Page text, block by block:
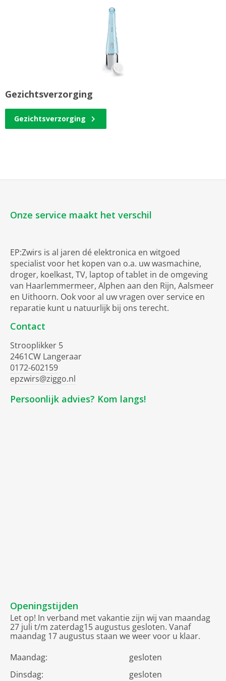
Gezichtsverzorging
Gezichtsverzorging
Onze service maakt het verschil
EP:Zwirs is al jaren dé elektronica en witgoed
specialist voor het kopen van o.a. uw wasmachine,
droger, koelkast, TV, laptop of tablet in de omgeving
van Haarlemmermeer, Alphen aan den Rijn, Aalsmeer
en Uithoorn. Ook voor al uw vragen over service en
reparatie kunt u natuurlijk bij ons terecht.
Contact
Strooplikker 5
2461CW Langeraar
0172-602159
epzwirs@ziggo.nl
Persoonlijk advies? Kom langs!
Openingstijden
Let op! In verband met vakantie zijn wij van maandag
27 juli t/m zaterdag15 augustus gesloten. Vanaf
maandag 17 augustus staan we weer voor u klaar.
Maandag:
gesloten
Dinsdag:
gesloten